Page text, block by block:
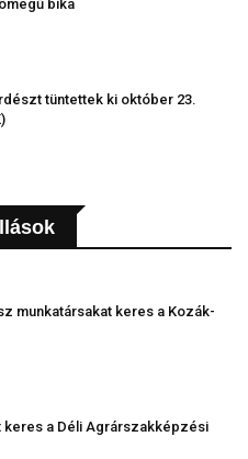
bika
tüntettek ki október 23.
munkatársakat keres a Kozák-
keres a Déli Agrárszakképzési